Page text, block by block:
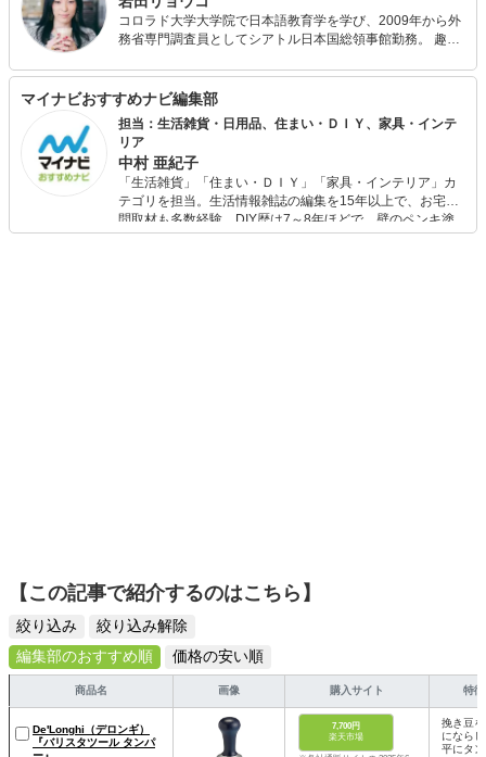
コロラド大学大学院で日本語教育学を学び、2009年から外
務省専門調査員としてシアトル日本国総領事館勤務。 趣味
Love Coffee』が月間訪問者数60万人のサイトに成長しアメ
リカで書籍化される。 中国語、韓国語、ロシア語に翻訳出
版されている。 日本語著書に『シアトル発ちょっとブラッ
クなコーヒーの教科書』。 宝島社リンネルwebやTABI
LABOでコーヒーコラム連載中。
マイナビおすすめナビ編集部
担当：生活雑貨・日用品、住まい・ＤＩＹ、家具・インテ
リア
中村 亜紀子
「生活雑貨」「住まい・ＤＩＹ」「家具・インテリア」カ
テゴリを担当。生活情報雑誌の編集を15年以上で、お宅訪
問取材も多数経験。DIY歴は7～8年ほどで、壁のペンキ塗
りや壁紙チェンジなどもチャレンジ済み。初心者でもモノ
【この記事で紹介するのはこちら】
絞り込み
絞り込み解除
編集部のおすすめ順
価格の安い順
商品名 画像 購入サイト 特徴
De'Longhi（デロンギ）
『バリスタツール タンパ
7,700円
楽天市場
挽き豆
になら
平にタ